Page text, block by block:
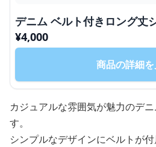
デニム ベルト付きロング丈
¥4,000
商品の詳細
カジュアルな雰囲気が魅力のデ
す。
シンプルなデザインにベルトが